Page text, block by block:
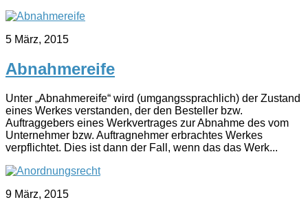
5 März, 2015
Abnahmereife
Unter „Abnahmereife“ wird (umgangssprachlich) der Zustand
eines Werkes verstanden, der den Besteller bzw.
Auftraggebers eines Werkvertrages zur Abnahme des vom
Unternehmer bzw. Auftragnehmer erbrachtes Werkes
verpflichtet. Dies ist dann der Fall, wenn das das Werk...
9 März, 2015